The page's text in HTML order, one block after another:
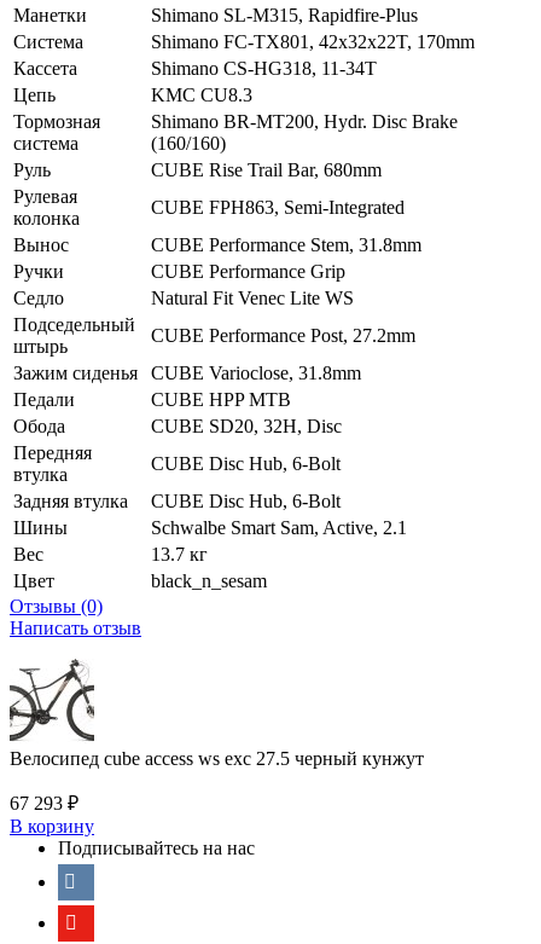
Манетки
Shimano SL-M315, Rapidfire-Plus
Система
Shimano FC-TX801, 42x32x22T, 170mm
Кассета
Shimano CS-HG318, 11-34T
Цепь
KMC CU8.3
Тормозная
система
Shimano BR-MT200, Hydr. Disc Brake
(160/160)
Руль
CUBE Rise Trail Bar, 680mm
Рулевая
колонка
CUBE FPH863, Semi-Integrated
Вынос
CUBE Performance Stem, 31.8mm
Ручки
CUBE Performance Grip
Седло
Natural Fit Venec Lite WS
Подседельный
штырь
CUBE Performance Post, 27.2mm
Зажим сиденья
CUBE Varioclose, 31.8mm
Педали
CUBE HPP MTB
Обода
CUBE SD20, 32H, Disc
Передняя
втулка
CUBE Disc Hub, 6-Bolt
Задняя втулка
CUBE Disc Hub, 6-Bolt
Шины
Schwalbe Smart Sam, Active, 2.1
Вес
13.7 кг
Цвет
black_n_sesam
Отзывы (0)
Написать отзыв
Велосипед cube access ws exc 27.5 черный кунжут
67 293 ₽
В корзину
Подписывайтесь на нас